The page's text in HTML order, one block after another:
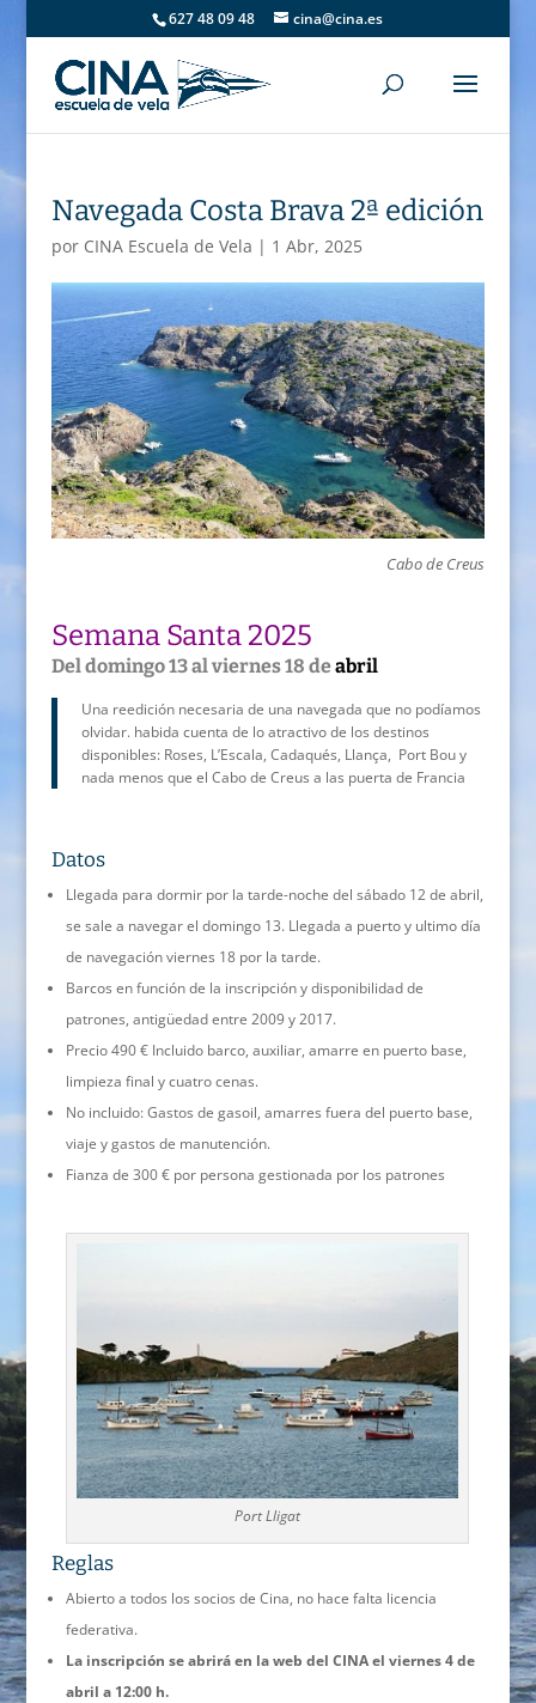
627 48 09 48 cina@cina.es
Navegada Costa Brava 2ª edición
por CINA Escuela de Vela | 1 Abr, 2025
Cabo de Creus
Semana Santa 2025
Del domingo 13 al viernes 18 deabril
Una reedición necesaria de una navegada que no podíamos
olvidar. habida cuenta de lo atractivo de los destinos
disponibles: Roses, L’Escala, Cadaqués, Llança, Port Bou y
nada menos que el Cabo de Creus a las puerta de Francia
Datos
Llegada para dormir por la tarde-noche del sábado 12 de abril,
se sale a navegar el domingo 13. Llegada a puerto y ultimo día
de navegación viernes 18 por la tarde.
Barcos en función de la inscripción y disponibilidad de
patrones, antigüedad entre 2009 y 2017.
Precio 490 € Incluido barco, auxiliar, amarre en puerto base,
limpieza final y cuatro cenas.
No incluido: Gastos de gasoil, amarres fuera del puerto base,
viaje y gastos de manutención.
Fianza de 300 € por persona gestionada por los patrones
Port Lligat
Reglas
Abierto a todos los socios de Cina, no hace falta licencia
federativa.
La inscripción se abrirá en la web del CINA el viernes 4 de
abril a 12:00 h.